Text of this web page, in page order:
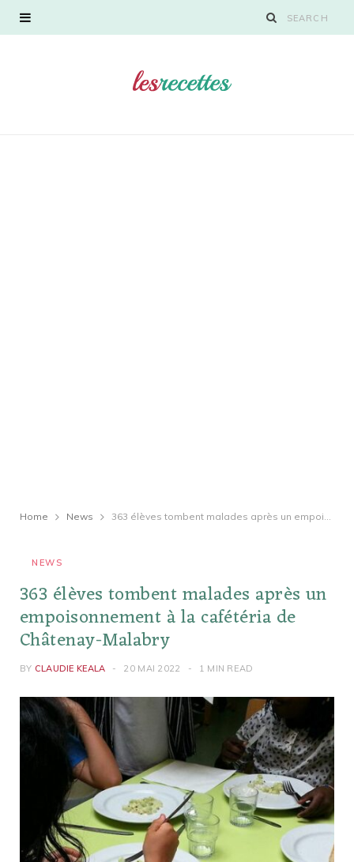
Home News 363 élèves tombent malades après un empoisonnement à la cafétéria de Châtenay-Malabry
NEWS
363 élèves tombent malades après un
empoisonnement à la cafétéria de
Châtenay-Malabry
BY CLAUDIE KEALA 20 MAI 2022 1 MIN READ